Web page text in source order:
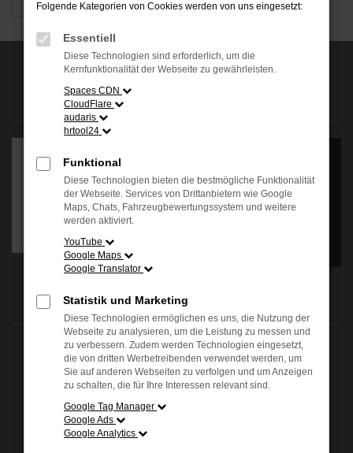
AUSZEICHNUNGEN
Daten an Dritte
weitergegeben werden.
Wenn Sie damit
ÖFFNUNGSZEITEN
Verkauf:
Mo. - Fr.: 08.00 - 18.00 Uhr
Sa.: 09.00 - 13.00 Uhr
Service:
Mo. - Fr.: 07.00 - 18.00 Uhr
Sa.: 09.00 - 13.00 Uhr
Folgende Kategorien von Cookies werden von uns eingesetzt:
Essentiell
Diese Technologien sind erforderlich, um die
Kernfunktionalität der Webseite zu gewährleisten.
Spaces CDN
CloudFlare
audaris
hrtool24
Funktional
Diese Technologien bieten die bestmögliche Funktionalität
der Webseite. Services von Drittanbietern wie Google
Maps, Chats, Fahrzeugbewertungssystem und weitere
werden aktiviert.
YouTube
Google Maps
Google Translator
Statistik und Marketing
Diese Technologien ermöglichen es uns, die Nutzung der
Webseite zu analysieren, um die Leistung zu messen und
zu verbessern. Zudem werden Technologien eingesetzt,
die von dritten Werbetreibenden verwendet werden, um
Sie auf anderen Webseiten zu verfolgen und um Anzeigen
zu schalten, die für Ihre Interessen relevant sind.
Google Tag Manager
Google Ads
Google Analytics